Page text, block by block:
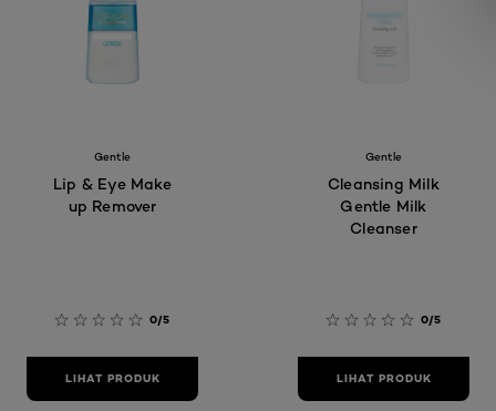
Gentle
Lip & Eye Make
up Remover
0/5
LIHAT PRODUK
Gentle
Cleansing Milk
Gentle Milk
Cleanser
0/5
LIHAT PRODUK